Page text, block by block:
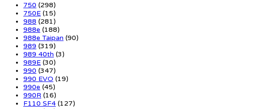
750 (298)
750E (15)
988 (281)
988e (188)
988e Taipan (90)
989 (319)
989 40th (3)
989E (30)
990 (347)
990 EVO (19)
990e (45)
990R (16)
F110 SF4 (127)